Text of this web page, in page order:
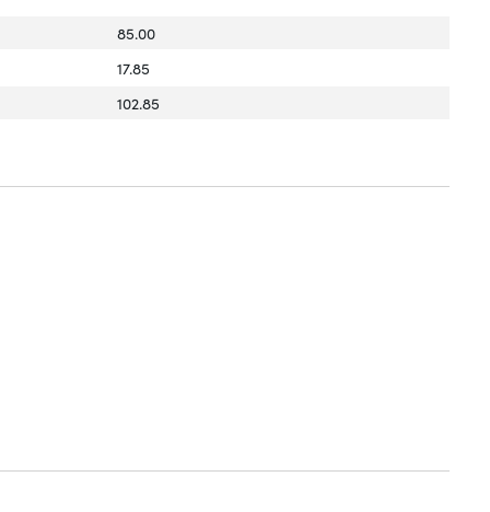
85.00
17.85
102.85